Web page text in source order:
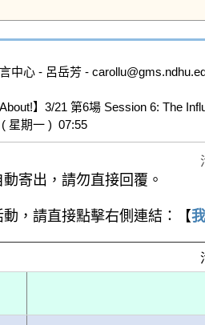
中心 - 呂岳芳 -
】3/21 第6場 Session 6: The
日期： 2025-03-17  ( 星期一 )  07:55
寄出，請勿直接回覆。
，請直接點擊右側連結：【